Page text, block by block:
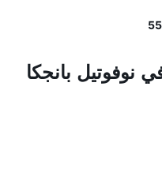
نوفوتيل بانجكا